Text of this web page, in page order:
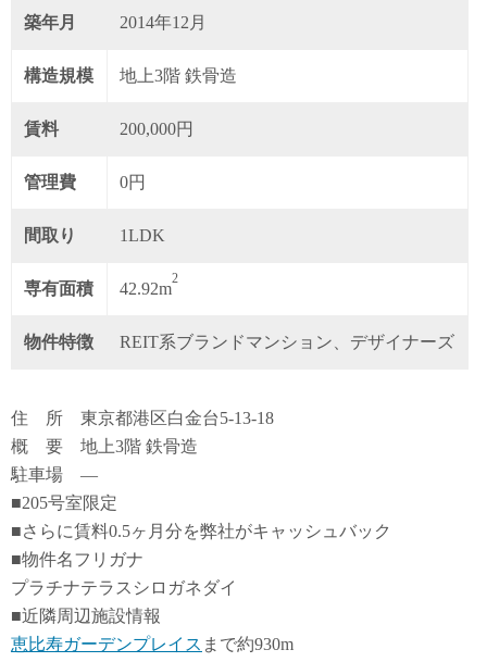
築年月 2014年12月
構造規模 地上3階 鉄骨造
賃料 200,000円
管理費 0円
間取り 1LDK
専有面積 42.92m
2
物件特徴 REIT系ブランドマンション、デザイナーズ
住 所 東京都港区白金台5-13-18
概 要 地上3階 鉄骨造
駐車場 ―
■205号室限定
■さらに賃料0.5ヶ月分を弊社がキャッシュバック
■物件名フリガナ
プラチナテラスシロガネダイ
■近隣周辺施設情報
恵比寿ガーデンプレイス まで約930m